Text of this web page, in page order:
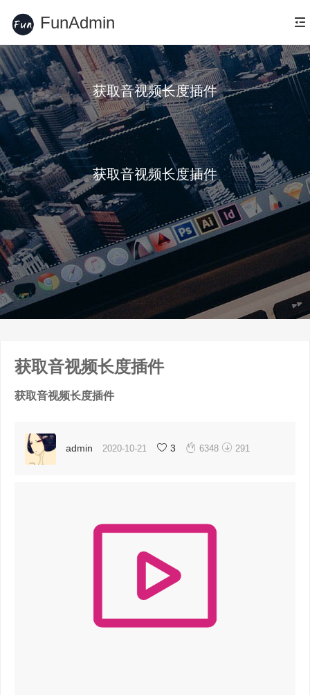
FunAdmin
获取音视频长度插件
获取音视频长度插件
获取音视频长度插件
获取音视频长度插件
admin 2020-10-21  3 6348  291